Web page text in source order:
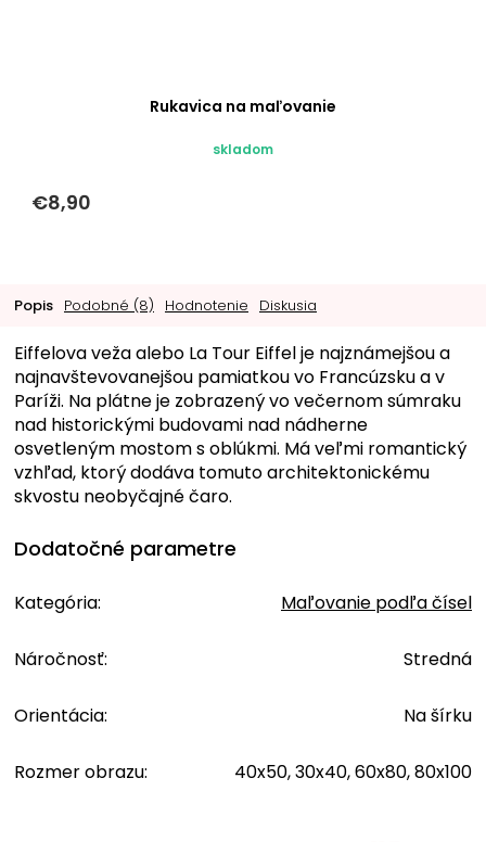
Rukavica na maľovanie
skladom
€8,90
Popis Podobné (8) Hodnotenie Diskusia
Eiffelova veža alebo La Tour Eiffel je najznámejšou a
najnavštevovanejšou pamiatkou vo Francúzsku a v
Paríži. Na plátne je zobrazený vo večernom súmraku
nad historickými budovami nad nádherne
osvetleným mostom s oblúkmi. Má veľmi romantický
vzhľad, ktorý dodáva tomuto architektonickému
skvostu neobyčajné čaro.
Dodatočné parametre
Kategória: Maľovanie podľa čísel
Náročnosť: Stredná
Orientácia: Na šírku
Rozmer obrazu: 40x50, 30x40, 60x80, 80x100